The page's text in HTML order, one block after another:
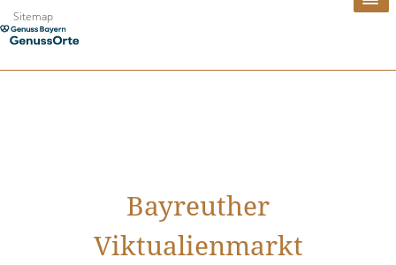
Zum
Inhalt
Sitemap
Bayreuther
Viktualienmarkt